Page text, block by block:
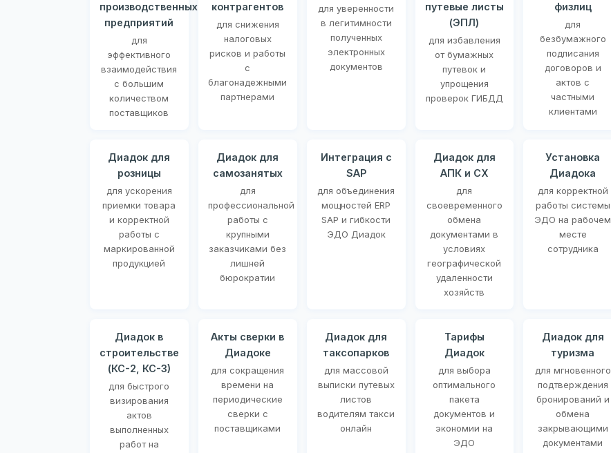
производственных
предприятий
для
эффективного
взаимодействия
с большим
количеством
поставщиков
контрагентов
для снижения
налоговых
рисков и работы
с
благонадежными
партнерами
для уверенности
в легитимности
полученных
электронных
документов
путевые листы
(ЭПЛ)
для избавления
от бумажных
путевок и
упрощения
проверок ГИБДД
физлиц
для
безбумажного
подписания
договоров и
актов с
частными
клиентами
Диадок для
розницы
для ускорения
приемки товара
и корректной
работы с
маркированной
продукцией
Диадок для
самозанятых
для
профессиональной
работы с
крупными
заказчиками без
лишней
бюрократии
Интеграция с
SAP
для объединения
мощностей ERP
SAP и гибкости
ЭДО Диадок
Диадок для
АПК и СХ
для
своевременного
обмена
документами в
условиях
географической
удаленности
хозяйств
Установка
Диадока
для корректной
работы системы
ЭДО на рабочем
месте
сотрудника
Диадок в
строительстве
(КС-2, КС-3)
для быстрого
визирования
актов
выполненных
работ на
Акты сверки в
Диадоке
для сокращения
времени на
периодические
сверки с
поставщиками
Диадок для
таксопарков
для массовой
выписки путевых
листов
водителям такси
онлайн
Тарифы
Диадок
для выбора
оптимального
пакета
документов и
экономии на
ЭДО
Диадок для
туризма
для мгновенного
подтверждения
бронирований и
обмена
закрывающими
документами